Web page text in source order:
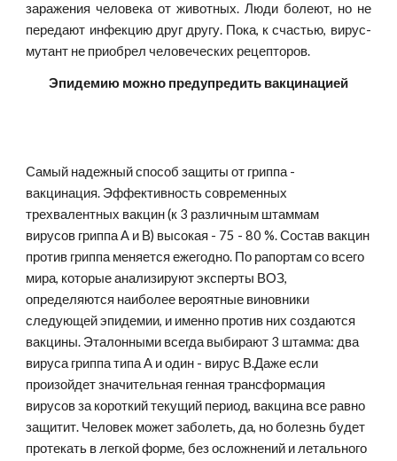
заражения человека от животных. Люди болеют, но не
передают инфекцию друг другу. Пока, к счастью, вирус-
мутант не приобрел человеческих рецепторов.
Эпидемию можно предупредить вакцинацией
Самый надежный способ защиты от гриппа -
вакцинация. Эффективность современных
трехвалентных вакцин (к 3 различным штаммам
вирусов гриппа А и В) высокая - 75 - 80 %. Состав вакцин
против гриппа меняется ежегодно. По рапортам со всего
мира, которые анализируют эксперты ВОЗ,
определяются наиболее вероятные виновники
следующей эпидемии, и именно против них создаются
вакцины. Эталонными всегда выбирают 3 штамма: два
вируса гриппа типа А и один - вирус В.Даже если
произойдет значительная генная трансформация
вирусов за короткий текущий период, вакцина все равно
защитит. Человек может заболеть, да, но болезнь будет
протекать в легкой форме, без осложнений и летального